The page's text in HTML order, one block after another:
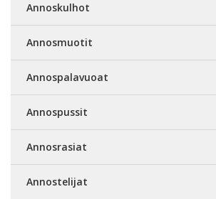
Annoskulhot
Annosmuotit
Annospalavuoat
Annospussit
Annosrasiat
Annostelijat